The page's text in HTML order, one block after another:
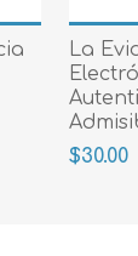
La
$30.00